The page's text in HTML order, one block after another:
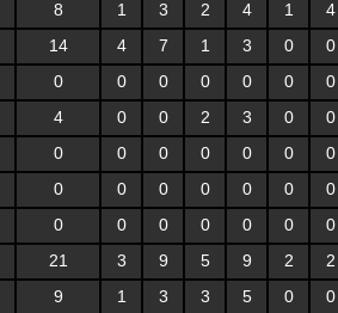
8 1 3 2 4 1
4
14 4 7 1 3 0
0
0 0 0 0 0 0
0
4 0 0 2 3 0
0
0 0 0 0 0 0
0
0 0 0 0 0 0
0
0 0 0 0 0 0
0
21 3 9 5 9 2
2
9 1 3 3 5 0
0